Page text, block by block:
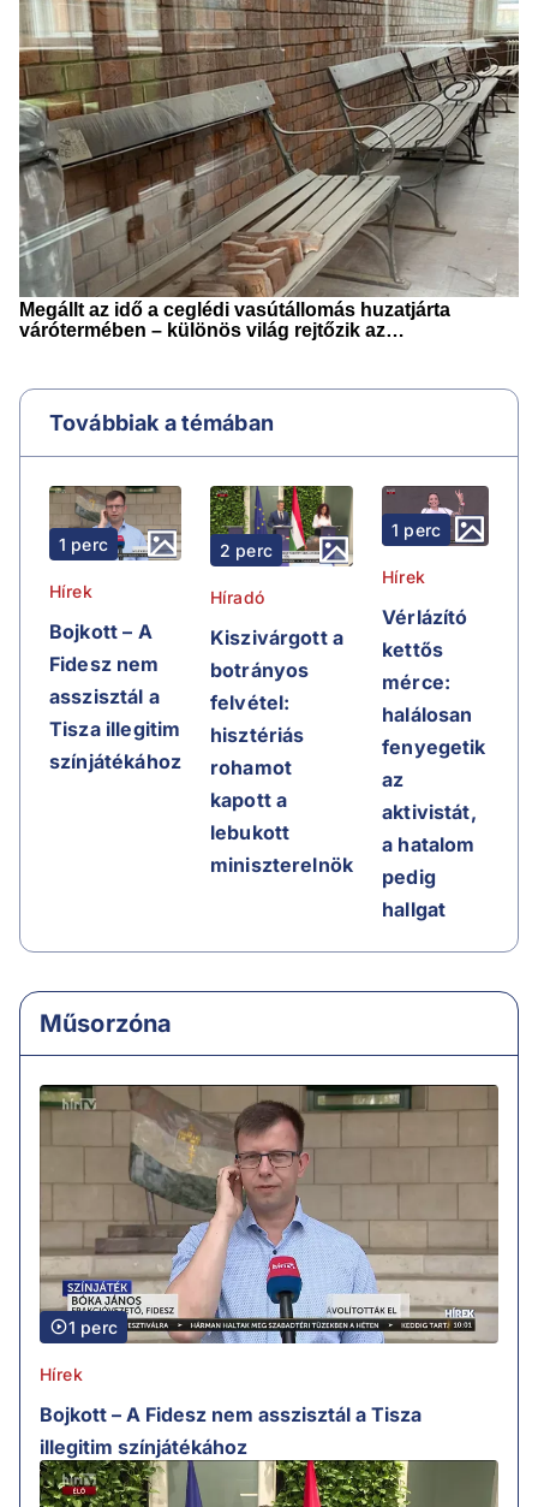
Továbbiak a témában
1 perc
Hírek
Bojkott – A
Fidesz nem
asszisztál a
Tisza illegitim
színjátékához
2 perc
Híradó
Kiszivárgott a
botrányos
felvétel:
hisztériás
rohamot
kapott a
lebukott
miniszterelnök
1 perc
Hírek
Vérlázító
kettős
mérce:
halálosan
fenyegetik
az
aktivistát,
a hatalom
pedig
hallgat
Műsorzóna
1 perc
Hírek
Bojkott – A Fidesz nem asszisztál a Tisza
illegitim színjátékához